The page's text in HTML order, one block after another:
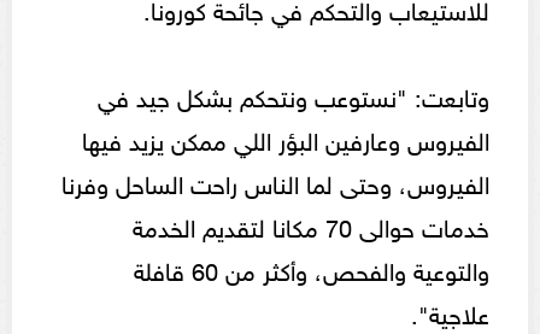
وتابعت: "نستوعب ونتحكم بشكل جيد في
الفيروس وعارفين البؤر اللي ممكن يزيد فيها
الفيروس، وحتى لما الناس راحت الساحل وفرنا
خدمات حوالى 70 مكانا لتقديم الخدمة
والتوعية والفحص، وأكثر من 60 قافلة
علاجية".